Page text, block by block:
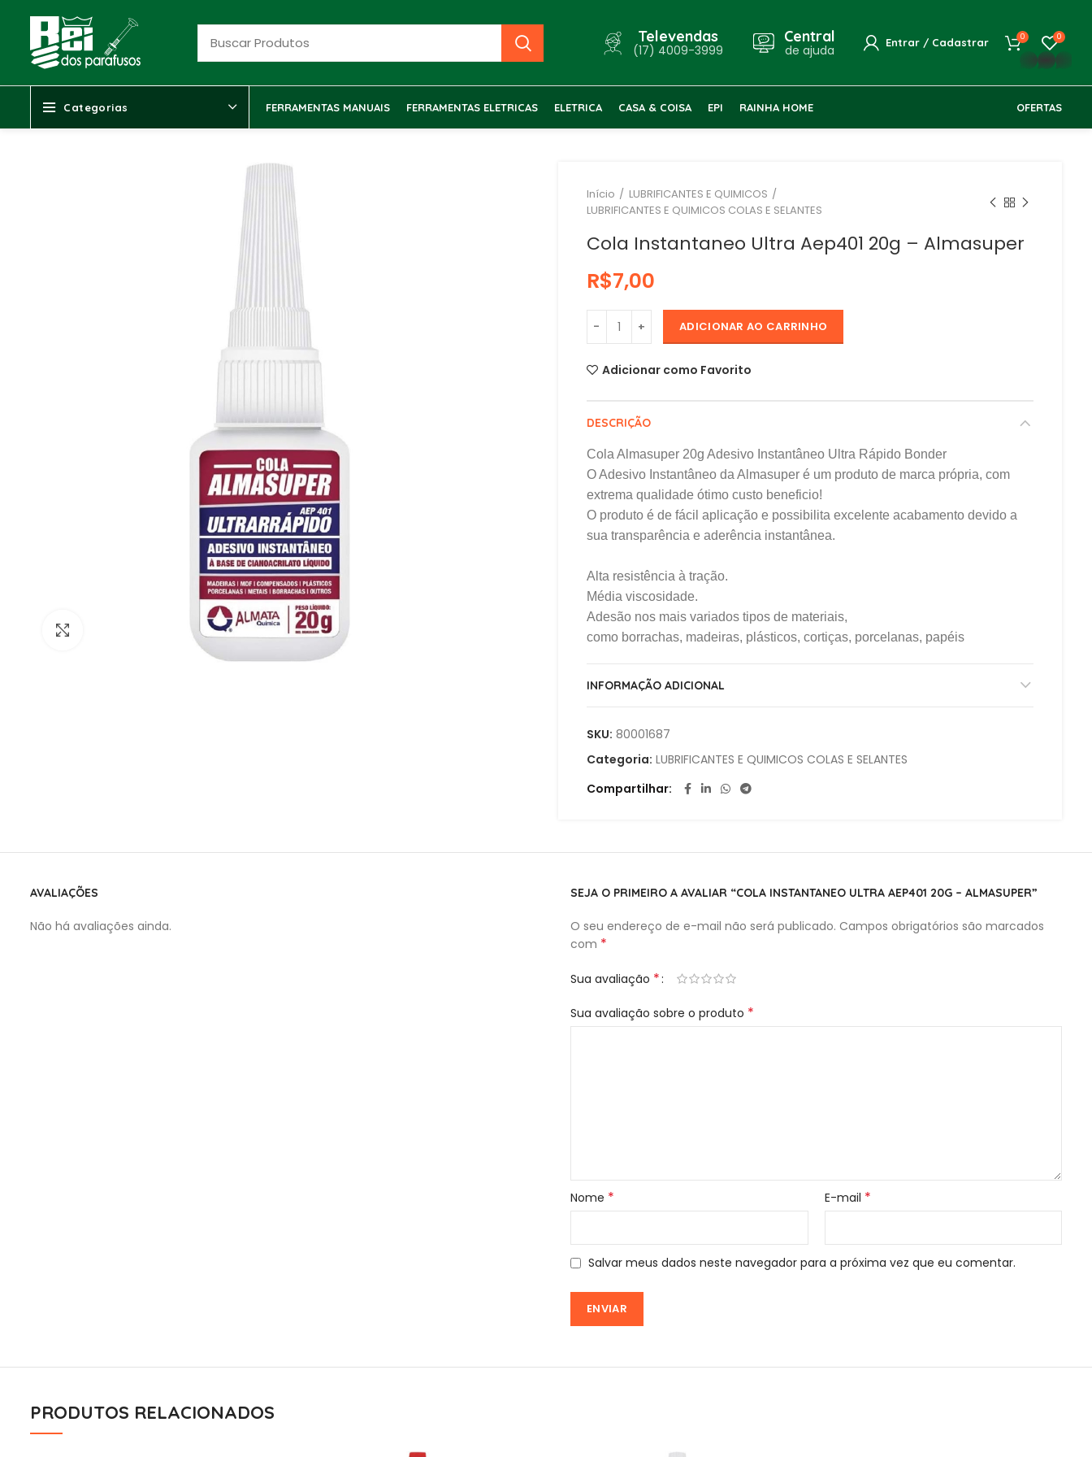
Televendas
(17) 4009-3999
Central
de ajuda Entrar / Cadastrar 0 0
Categorias FERRAMENTAS MANUAIS FERRAMENTAS ELETRICAS ELETRICA CASA & COISA EPI RAINHA HOME OFERTAS
Clique para ampliar
Início
LUBRIFICANTES E QUIMICOS
LUBRIFICANTES E QUIMICOS COLAS E SELANTES
Cola Instantaneo Ultra Aep401 20g – Almasuper
R$
ADICIONAR AO CARRINHO
Adicionar como Favorito
DESCRIÇÃO
Cola Almasuper 20g Adesivo Instantâneo Ultra Rápido Bonder
O Adesivo Instantâneo da Almasuper é um produto de marca própria, com
extrema qualidade ótimo custo beneficio!
O produto é de fácil aplicação e possibilita excelente acabamento devido a
sua transparência e aderência instantânea.
Alta resistência à tração.
Média viscosidade.
Adesão nos mais variados tipos de materiais,
como borrachas, madeiras, plásticos, cortiças, porcelanas, papéis
INFORMAÇÃO ADICIONAL
SKU: 80001687
Categoria: LUBRIFICANTES E QUIMICOS COLAS E SELANTES
Compartilhar
AVALIAÇÕES
Não há avaliações ainda.
SEJA O PRIMEIRO A AVALIAR “COLA INSTANTANEO ULTRA AEP401 20G – ALMASUPER”
O seu endereço de e-mail não será publicado. Campos obrigatórios são marcados
com *
Sua avaliação *
Sua avaliação sobre o produto *
Nome * E-mail *
Salvar meus dados neste navegador para a próxima vez que eu comentar.
PRODUTOS RELACIONADOS
whatsapp